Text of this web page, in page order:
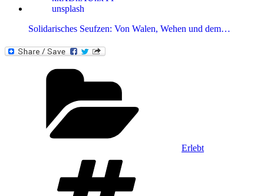
Solidarisches Seufzen: Von Walen, Wehen und dem…
Erlebt